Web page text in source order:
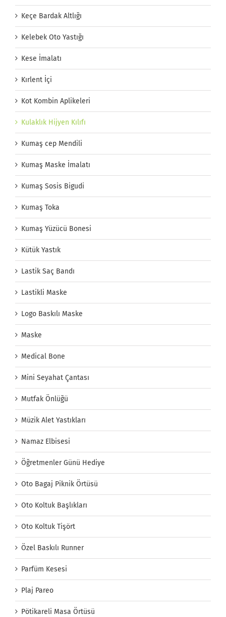
Keçe Bardak Altlığı
Kelebek Oto Yastığı
Kese İmalatı
Kırlent İçi
Kot Kombin Aplikeleri
Kulaklık Hijyen Kılıfı
Kumaş cep Mendili
Kumaş Maske İmalatı
Kumaş Sosis Bigudi
Kumaş Toka
Kumaş Yüzücü Bonesi
Kütük Yastık
Lastik Saç Bandı
Lastikli Maske
Logo Baskılı Maske
Maske
Medical Bone
Mini Seyahat Çantası
Mutfak Önlüğü
Müzik Alet Yastıkları
Namaz Elbisesi
Öğretmenler Günü Hediye
Oto Bagaj Piknik Örtüsü
Oto Koltuk Başlıkları
Oto Koltuk Tişört
Özel Baskılı Runner
Parfüm Kesesi
Plaj Pareo
Pötikareli Masa Örtüsü